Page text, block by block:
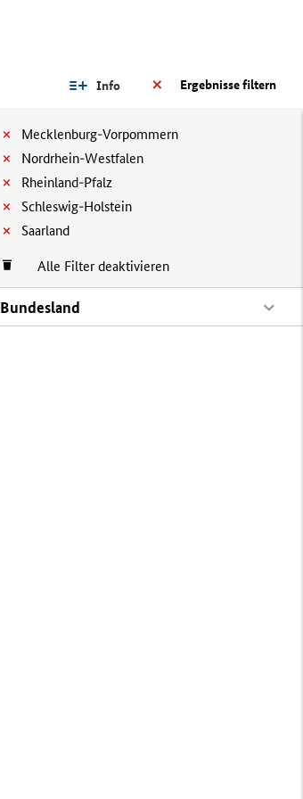
Ergebnisse filtern
Info
Mecklenburg-Vorpommern
Nordrhein-Westfalen
Rheinland-Pfalz
Schleswig-Holstein
Saarland
Alle Filter deaktivieren
Bundesland